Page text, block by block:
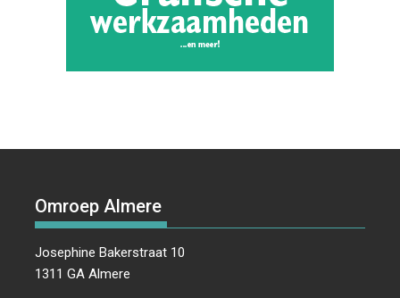
Omroep Almere
Josephine Bakerstraat 10
1311 GA Almere